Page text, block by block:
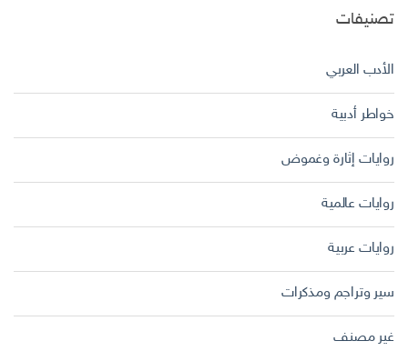
تصنيفات
الأدب العربي
خواطر أدبية
روايات إثارة وغموض
روايات عالمية
روايات عربية
سير وتراجم ومذكرات
غير مصنف